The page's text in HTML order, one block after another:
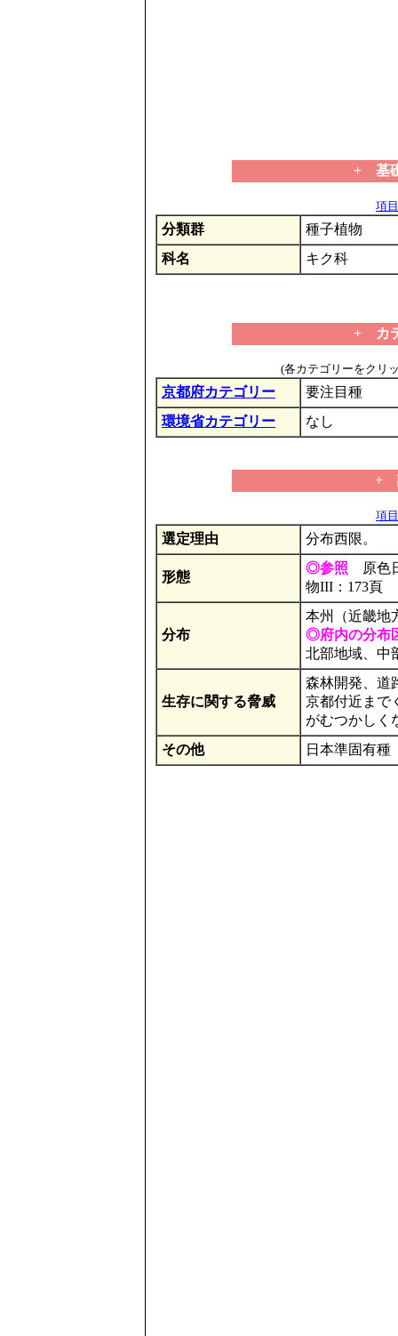
+ 基
項
分類群
種子植物
科名
キク科
+ カ
(各カテゴリーをクリ
京都府カテゴリー
要注目種
環境省カテゴリー
なし
+
項
選定理由 分布西限。
形態
◎参照 原色
物III：173頁
分布
本州（近畿地
◎府内の分布
北部地域、中
生存に関する脅威
森林開発、道
京都付近まで
がむつかしく
その他
日本準固有種